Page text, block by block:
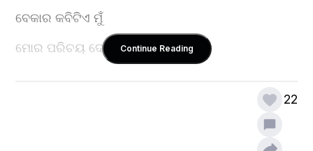
ବେକାର କବିଟିଏ ମୁଁ
ମୋର ପରିଚୟ ଦେଲି lContinue Reading
22